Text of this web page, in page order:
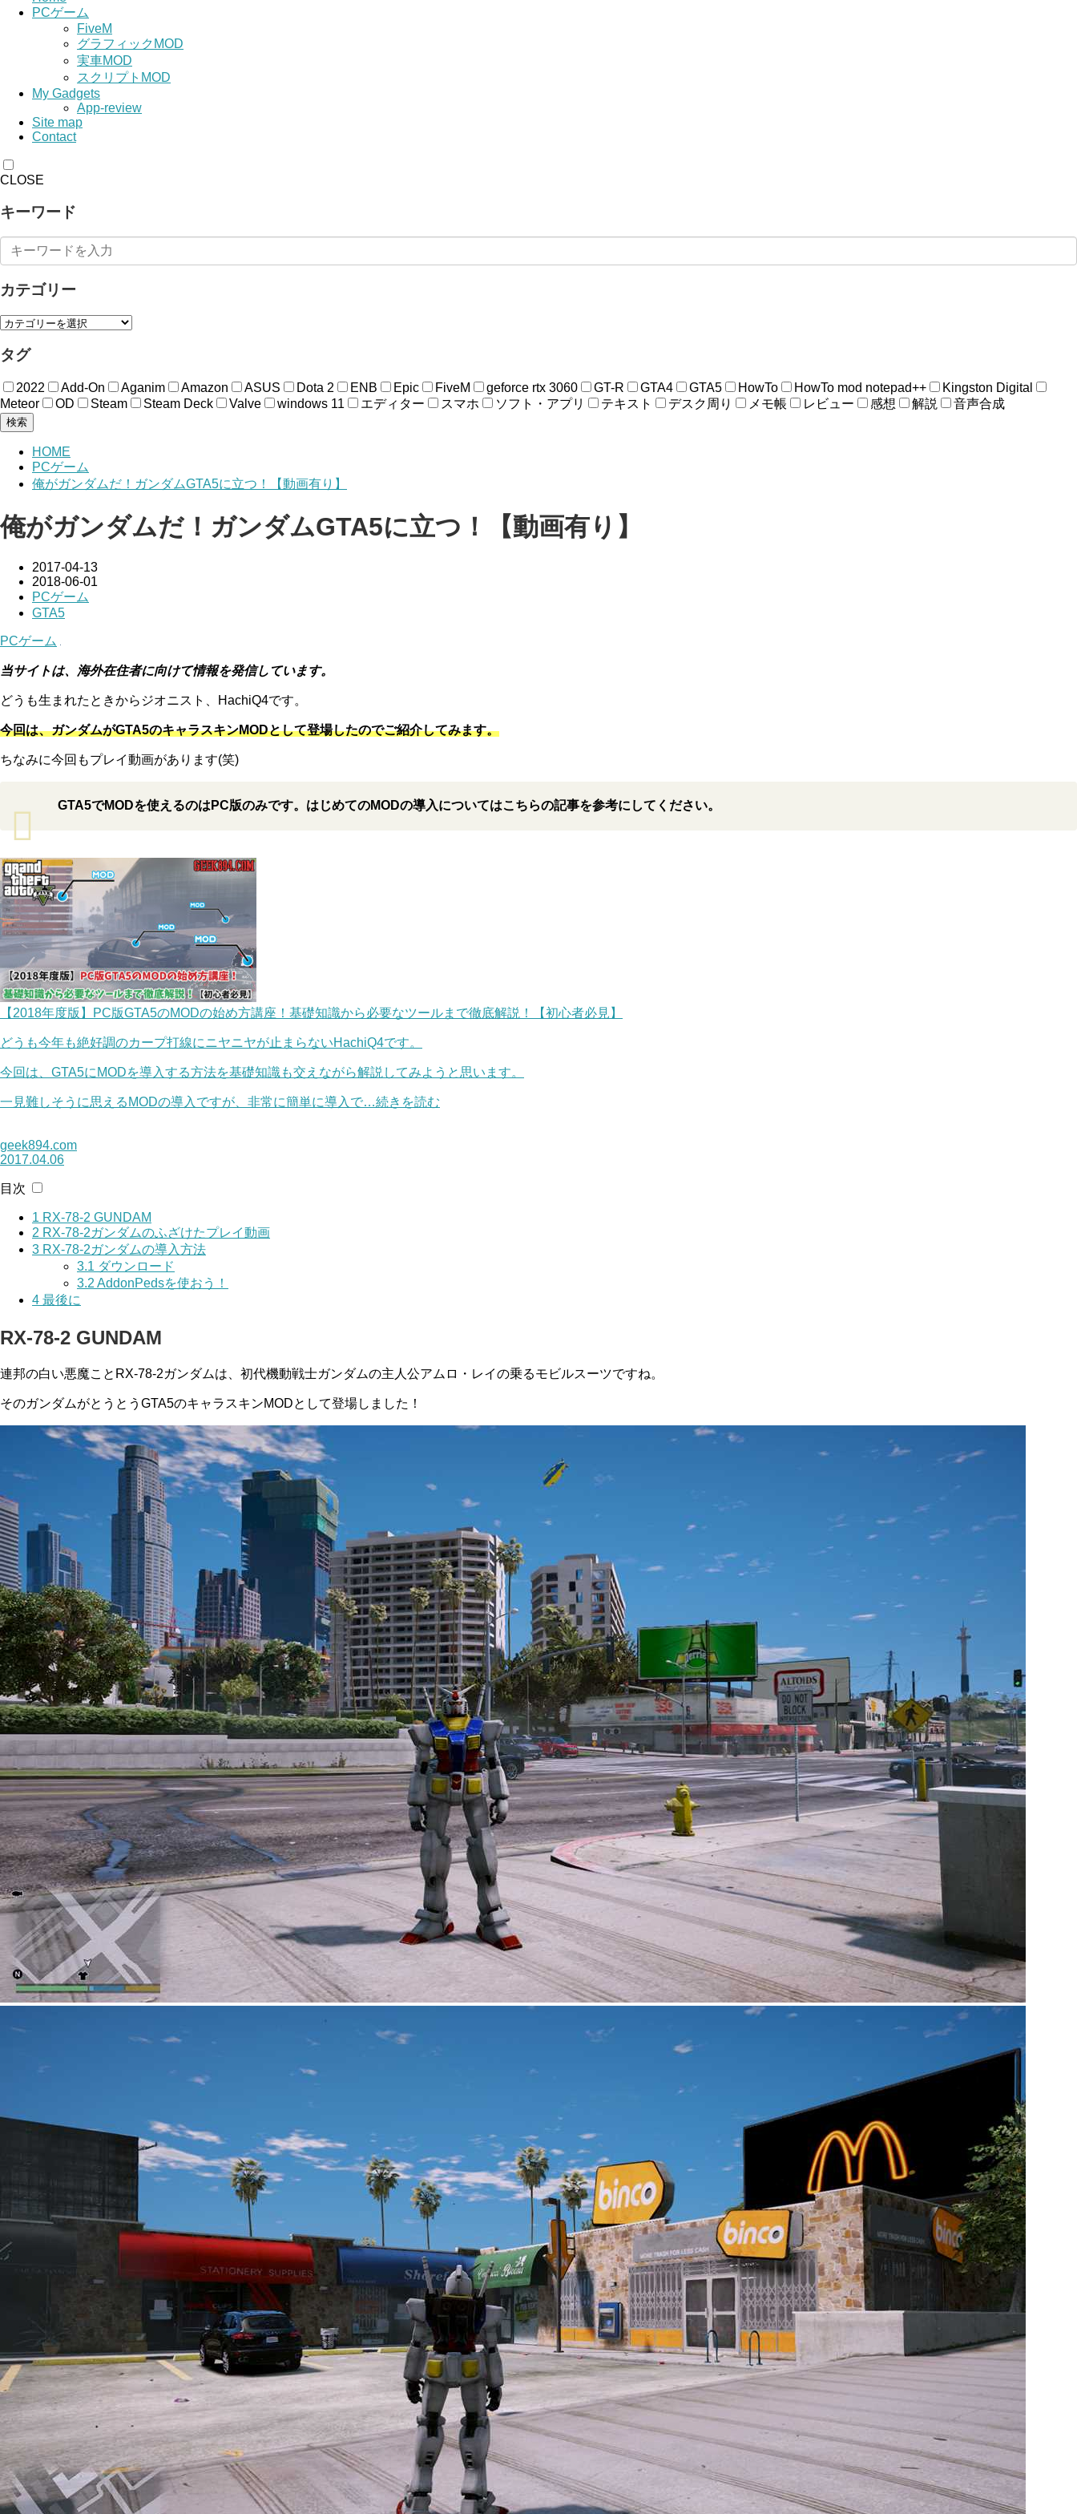
PCゲーム
FiveM
グラフィックMOD
実車MOD
スクリプトMOD
My Gadgets
App-review
Site map
Contact
CLOSE
キーワード
カテゴリー
タグ
2022 Add-On Aganim Amazon ASUS Dota 2 ENB Epic FiveM geforce rtx 3060 GT-R GTA4 GTA5 HowTo HowTo mod notepad++
Kingston Digital
Meteor
OD Steam Steam Deck Valve windows 11 エディター スマホ ソフト・アプリ テキスト デスク周り メモ帳 レビュー 感想 解説 音声合成
検索
HOME
PCゲーム
俺がガンダムだ！ガンダムGTA5に立つ！【動画有り】
俺がガンダムだ！ガンダムGTA5に立つ！【動画有り】
2017-04-13
2018-06-01
PCゲーム
GTA5
PCゲーム
当サイトは、海外在住者に向けて情報を発信しています。
どうも生まれたときからジオニスト、HachiQ4です。
今回は、ガンダムがGTA5のキャラスキンMODとして登場したのでご紹介してみます。
ちなみに今回もプレイ動画があります(笑)
GTA5でMODを使えるのはPC版のみです。はじめてのMODの導入についてはこちらの記事を参考にしてください。
【2018年度版】PC版GTA5のMODの始め方講座！基礎知識から必要なツールまで徹底解説！【初心者必見】
どうも今年も絶好調のカープ打線にニヤニヤが止まらないHachiQ4です。
今回は、GTA5にMODを導入する方法を基礎知識も交えながら解説してみようと思います。
一見難しそうに思えるMODの導入ですが、非常に簡単に導入で…続きを読む
geek894.com
2017.04.06
目次
1 RX-78-2 GUNDAM
2 RX-78-2ガンダムのふざけたプレイ動画
3 RX-78-2ガンダムの導入方法
3.1 ダウンロード
3.2 AddonPedsを使おう！
4 最後に
RX-78-2 GUNDAM
連邦の白い悪魔ことRX-78-2ガンダムは、初代機動戦士ガンダムの主人公アムロ・レイの乗るモビルスーツですね。
そのガンダムがとうとうGTA5のキャラスキンMODとして登場しました！